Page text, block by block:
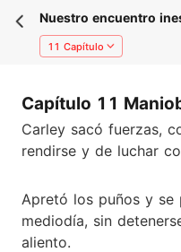
Nuestro encuentro
11 Capítulo
Capítulo 11
Carley sacó fuerzas,
rendirse y de luchar
Apretó los puños y se
mediodía, sin
aliento.